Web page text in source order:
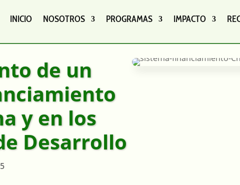
INICIO NOSOTROS PROGRAMAS IMPACTO
de un
y en los
Desarrollo